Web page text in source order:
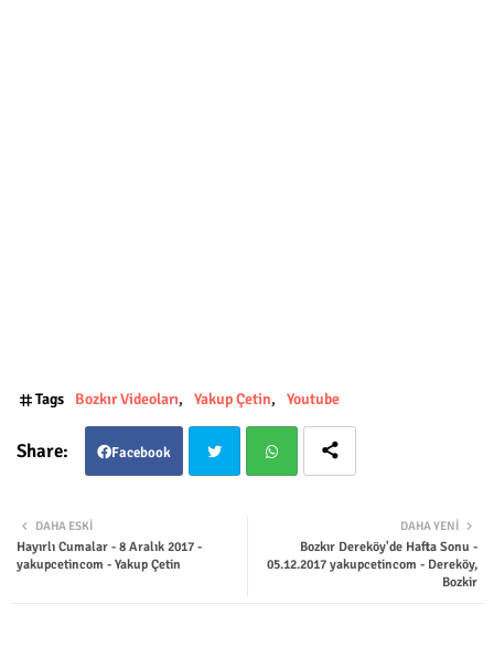
Tags Bozkır Videoları Yakup Çetin Youtube
Facebook
DAHA YENI
Bozkır Dereköy'de Hafta Sonu -
05.12.2017 yakupcetincom - Dereköy,
Bozkir
DAHA ESKI
Hayırlı Cumalar - 8 Aralık 2017 -
yakupcetincom - Yakup Çetin